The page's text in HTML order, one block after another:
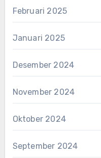
Februari 2025
Januari 2025
Desember 2024
November 2024
Oktober 2024
September 2024